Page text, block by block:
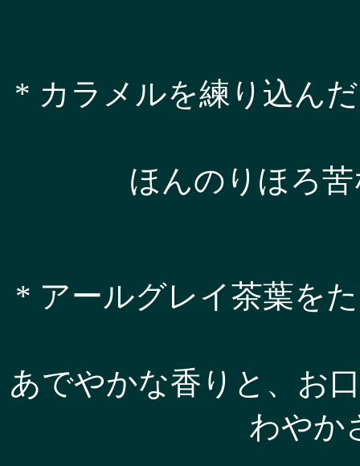
* カラメルを練り込ん
ほんのりほろ
* アールグレイ茶葉を
あでやかな香りと、お
わやか